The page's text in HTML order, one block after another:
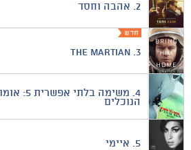
2. אהבה וחסד
3.
The Martian
4.
משימה בלתי אפשרית 5:
הנוכלים
5. איימי